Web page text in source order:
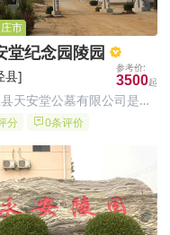
市
堂纪念园陵园
县] 3500
天安堂公墓有限公司是经
庄市民政厅批准，由井陉县
园林化经典公墓，石家庄
堂纪念园陵园坐落于距石家
公里处石家庄动物园西南
寨山脚下的坐北朝南向阳
分 0条评价